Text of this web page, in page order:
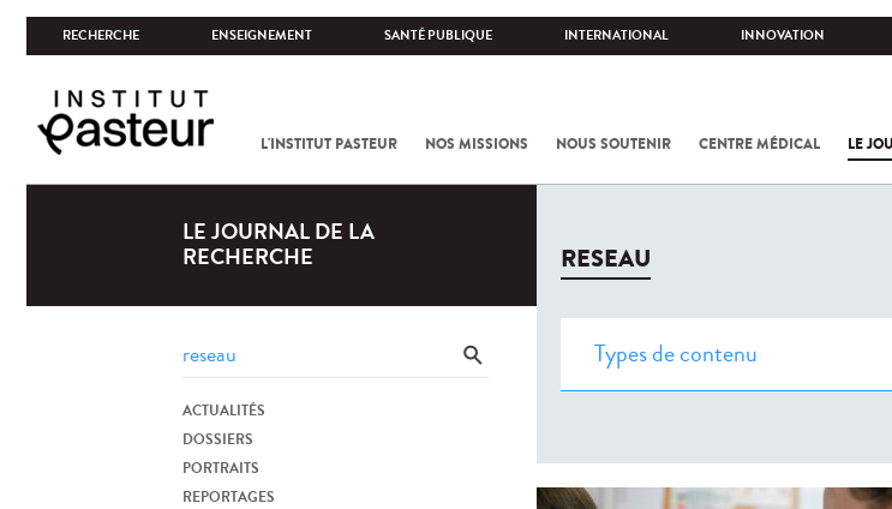
RECHERCHE ENSEIGNEMENT SANTÉ PUBLIQUE INTERNATIONAL INNOVATION
L'INSTITUT PASTEUR NOS MISSIONS NOUS SOUTENIR CENTRE MÉDICAL LE
LE JOURNAL DE LA
RECHERCHE
ACTUALITÉS
DOSSIERS
PORTRAITS
REPORTAGES
RESEAU